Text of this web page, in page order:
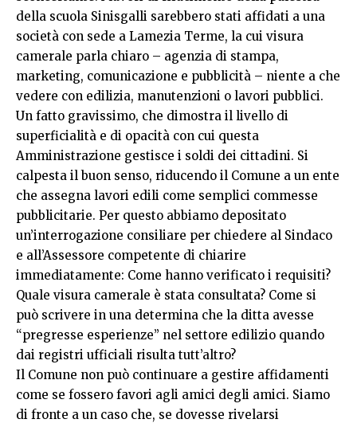
della scuola Sinisgalli sarebbero stati affidati a una
società con sede a Lamezia Terme, la cui visura
camerale parla chiaro – agenzia di stampa,
marketing, comunicazione e pubblicità – niente a che
vedere con edilizia, manutenzioni o lavori pubblici.
Un fatto gravissimo, che dimostra il livello di
superficialità e di opacità con cui questa
Amministrazione gestisce i soldi dei cittadini. Si
calpesta il buon senso, riducendo il Comune a un ente
che assegna lavori edili come semplici commesse
pubblicitarie. Per questo abbiamo depositato
un’interrogazione consiliare per chiedere al Sindaco
e all’Assessore competente di chiarire
immediatamente: Come hanno verificato i requisiti?
Quale visura camerale è stata consultata? Come si
può scrivere in una determina che la ditta avesse
“pregresse esperienze” nel settore edilizio quando
dai registri ufficiali risulta tutt’altro?
Il Comune non può continuare a gestire affidamenti
come se fossero favori agli amici degli amici. Siamo
di fronte a un caso che, se dovesse rivelarsi